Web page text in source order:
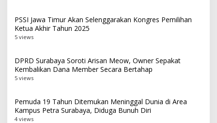
PSSI Jawa Timur Akan Selenggarakan Kongres Pemilihan
Ketua Akhir Tahun 2025
5 views
DPRD Surabaya Soroti Arisan Meow, Owner Sepakat
Kembalikan Dana Member Secara Bertahap
5 views
Pemuda 19 Tahun Ditemukan Meninggal Dunia di Area
Kampus Petra Surabaya, Diduga Bunuh Diri
4 views